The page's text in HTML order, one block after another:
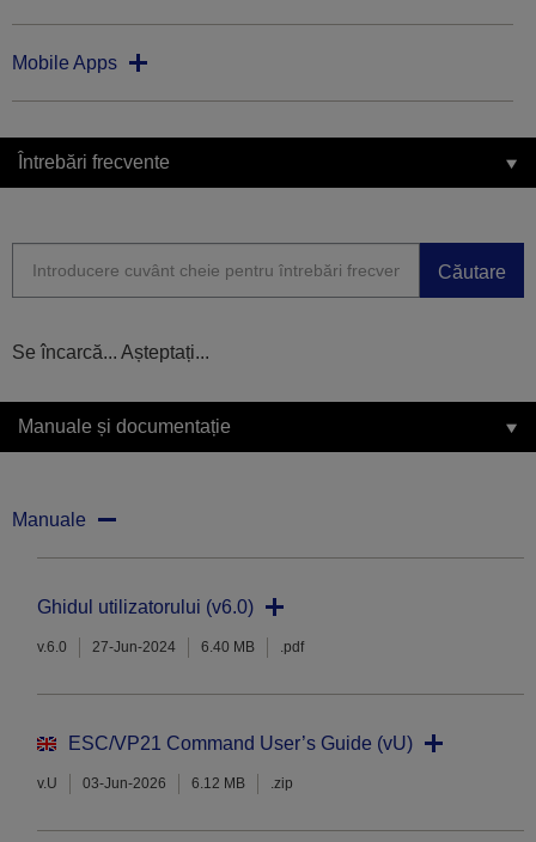
Mobile Apps
Întrebări frecvente
Căutare
Se încarcă... Așteptați...
Manuale și documentație
Manuale
Ghidul utilizatorului (v6.0)
v.6.0 27-Jun-2024 6.40 MB .pdf
ESC/VP21 Command User’s Guide (vU)
v.U 03-Jun-2026 6.12 MB .zip